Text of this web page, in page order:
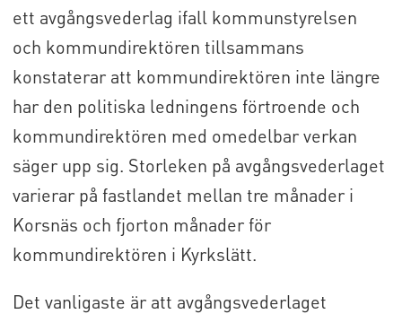
ett avgångsvederlag ifall kommunstyrelsen
och kommundirektören tillsammans
konstaterar att kommundirektören inte längre
har den politiska ledningens förtroende och
kommundirektören med omedelbar verkan
säger upp sig. Storleken på avgångsvederlaget
varierar på fastlandet mellan tre månader i
Korsnäs och fjorton månader för
kommundirektören i Kyrkslätt.
Det vanligaste är att avgångsvederlaget